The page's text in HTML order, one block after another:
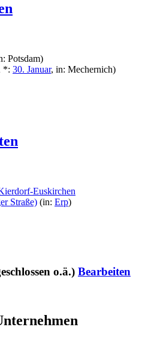
: Potsdam)
*: 30. Januar, in: Mechernich)
Euskirchen
Straße) (in: Erp)
o.ä.) Bearbeiten